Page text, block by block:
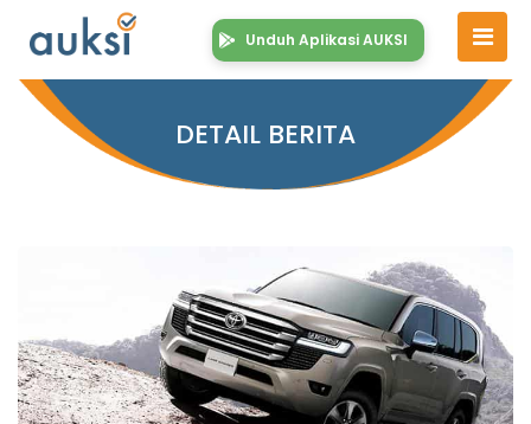
Unduh Aplikasi AUKSI
DETAIL BERITA